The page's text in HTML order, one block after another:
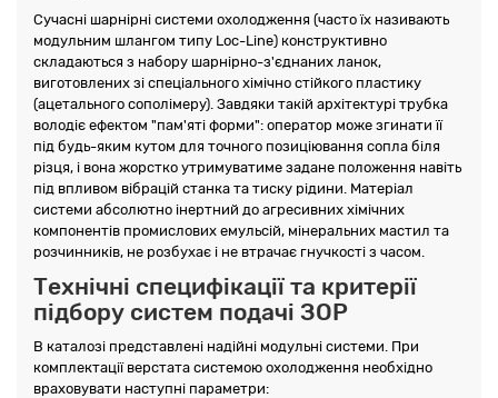
Сучасні шарнірні системи охолодження (часто їх називають
модульним шлангом типу Loc-Line) конструктивно
складаються з набору шарнірно-з'єднаних ланок,
виготовлених зі спеціального хімічно стійкого пластику
(ацетального сополімеру). Завдяки такій архітектурі трубка
володіє ефектом "пам'яті форми": оператор може згинати її
під будь-яким кутом для точного позиціювання сопла біля
різця, і вона жорстко утримуватиме задане положення навіть
під впливом вібрацій станка та тиску рідини. Матеріал
системи абсолютно інертний до агресивних хімічних
компонентів промислових емульсій, мінеральних мастил та
розчинників, не розбухає і не втрачає гнучкості з часом.
Технічні специфікації та критерії
підбору систем подачі ЗОР
В каталозі представлені надійні модульні системи. При
комплектації верстата системою охолодження необхідно
враховувати наступні параметри: